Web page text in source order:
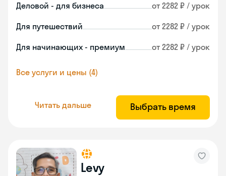
Деловой - для бизнеса от 2282 ₽ / урок
Для путешествий от 2282 ₽ / урок
Для начинающих - премиум от 2282 ₽ / урок
Все услуги и цены (4)
Читать дальше Выбрать время
Levy